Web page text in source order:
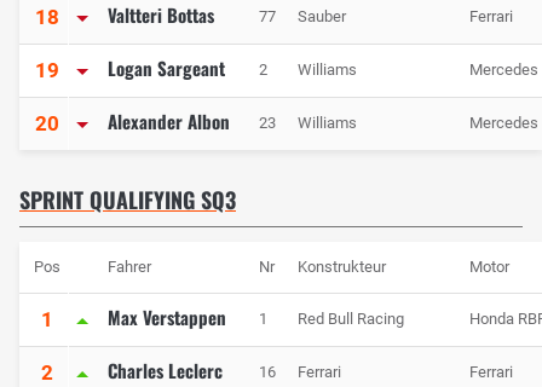
18 Valtteri Bottas 77 Sauber Ferrari
19 Logan Sargeant 2 Williams Mercedes
20 Alexander Albon 23 Williams Mercedes
SPRINT QUALIFYING SQ3
Pos Fahrer Nr Konstrukteur Motor
1 Max Verstappen 1 Red Bull Racing Honda
2 Charles Leclerc 16 Ferrari Ferrari